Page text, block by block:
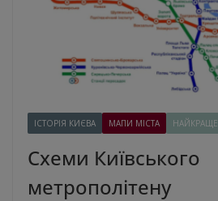
ІСТОРІЯ КИЄВА МАПИ МІСТА НАЙКРАЩЕ
Схеми Київського
метрополітену